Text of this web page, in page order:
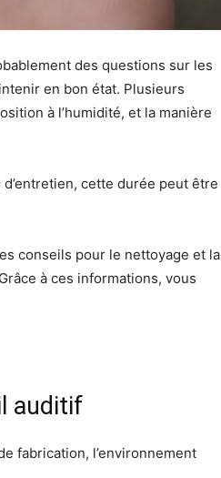
des questions sur les
en bon état. Plusieurs
à l’humidité, et la manière
cette durée peut être
conseils pour le nettoyage et la
à ces informations, vous
auditif
fabrication, l’environnement